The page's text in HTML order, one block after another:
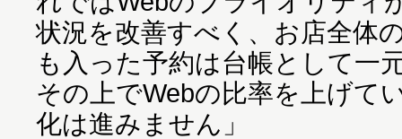
状況を改善すべく、お店全体
も入った予約は台帳として一
その上でWebの比率を上げて
化は進みません」